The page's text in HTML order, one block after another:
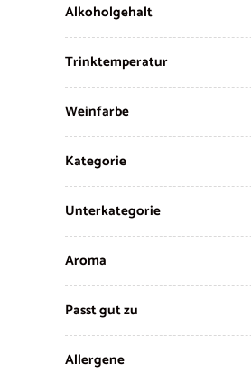
Alkoholgehalt
Trinktemperatur
Weinfarbe
Kategorie
Unterkategorie
Aroma
Passt gut zu
Allergene